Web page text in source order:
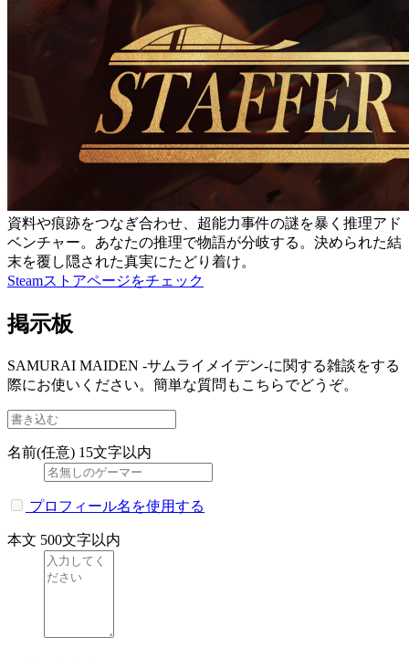
資料や痕跡をつなぎ合わせ、超能力事件の謎を暴く推理アド
ベンチャー。あなたの推理で物語が分岐する。決められた結
末を覆し隠された真実にたどり着け。
Steamストアページをチェック
掲示板
SAMURAI MAIDEN -サムライメイデン-に関する雑談をする
際にお使いください。簡単な質問もこちらでどうぞ。
名前(任意) 15文字以内
プロフィール名を使用する
本文 500文字以内